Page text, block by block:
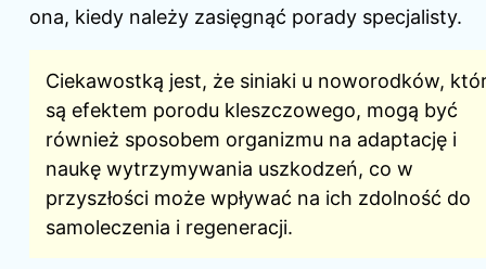
ona, kiedy należy zasięgnąć porady specjalisty.
Ciekawostką jest, że siniaki u noworodków,
są efektem porodu kleszczowego, mogą być
również sposobem organizmu na adaptację i
naukę wytrzymywania uszkodzeń, co w
przyszłości może wpływać na ich zdolność do
samoleczenia i regeneracji.